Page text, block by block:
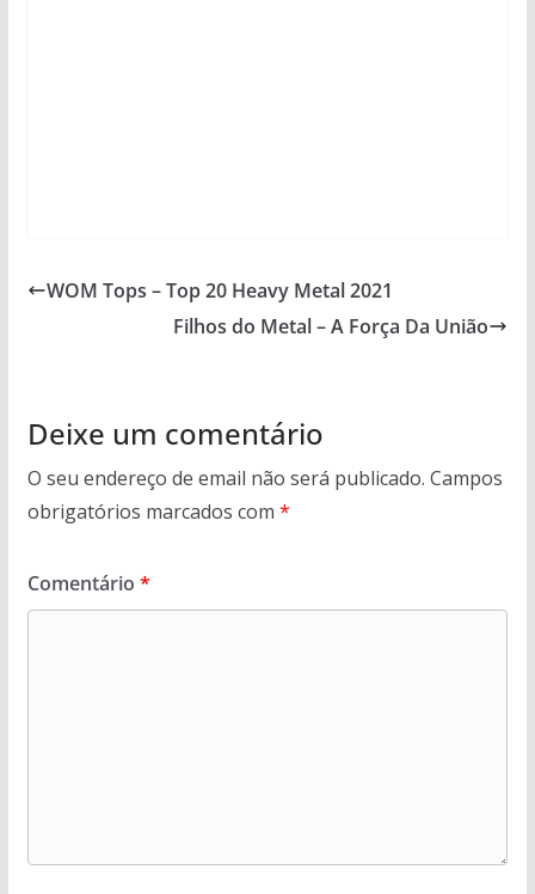
WOM Tops – Top 20 Heavy Metal 2021
Filhos do Metal – A Força Da União
Deixe um comentário
O seu endereço de email não será publicado. Campos
obrigatórios marcados com *
Comentário *